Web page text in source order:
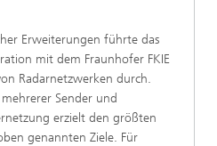
Erweiterungen führte das
mit dem Fraunhofer FKIE
Radarnetzwerken durch.
Sender und
erzielt den größten
genannten Ziele. Für